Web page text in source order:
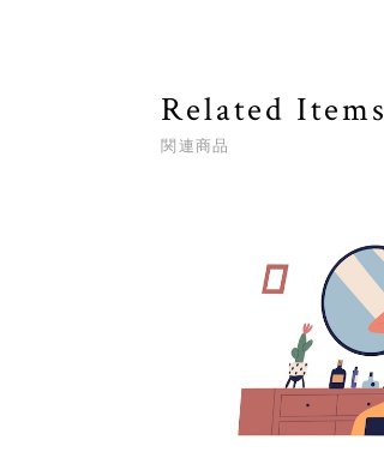
Related Items
関連商品